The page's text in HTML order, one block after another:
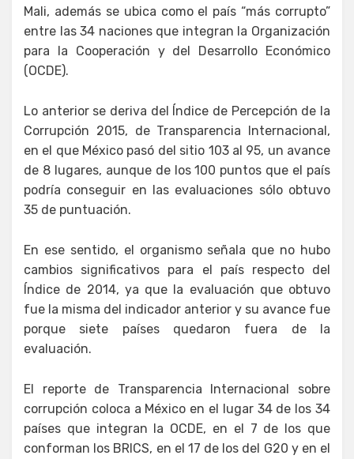
Mali, además se ubica como el país “más corrupto”
entre las 34 naciones que integran la Organización
para la Cooperación y del Desarrollo Económico
(OCDE).
Lo anterior se deriva del Índice de Percepción de la
Corrupción 2015, de Transparencia Internacional,
en el que México pasó del sitio 103 al 95, un avance
de 8 lugares, aunque de los 100 puntos que el país
podría conseguir en las evaluaciones sólo obtuvo
35 de puntuación.
En ese sentido, el organismo señala que no hubo
cambios significativos para el país respecto del
Índice de 2014, ya que la evaluación que obtuvo
fue la misma del indicador anterior y su avance fue
porque siete países quedaron fuera de la
evaluación.
El reporte de Transparencia Internacional sobre
corrupción coloca a México en el lugar 34 de los 34
países que integran la OCDE, en el 7 de los que
conforman los BRICS, en el 17 de los del G20 y en el